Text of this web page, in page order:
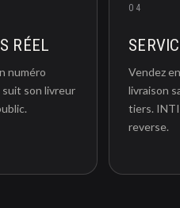
RÉEL
numéro
son livreur
04
Vendez
livraison
tiers.
reverse.